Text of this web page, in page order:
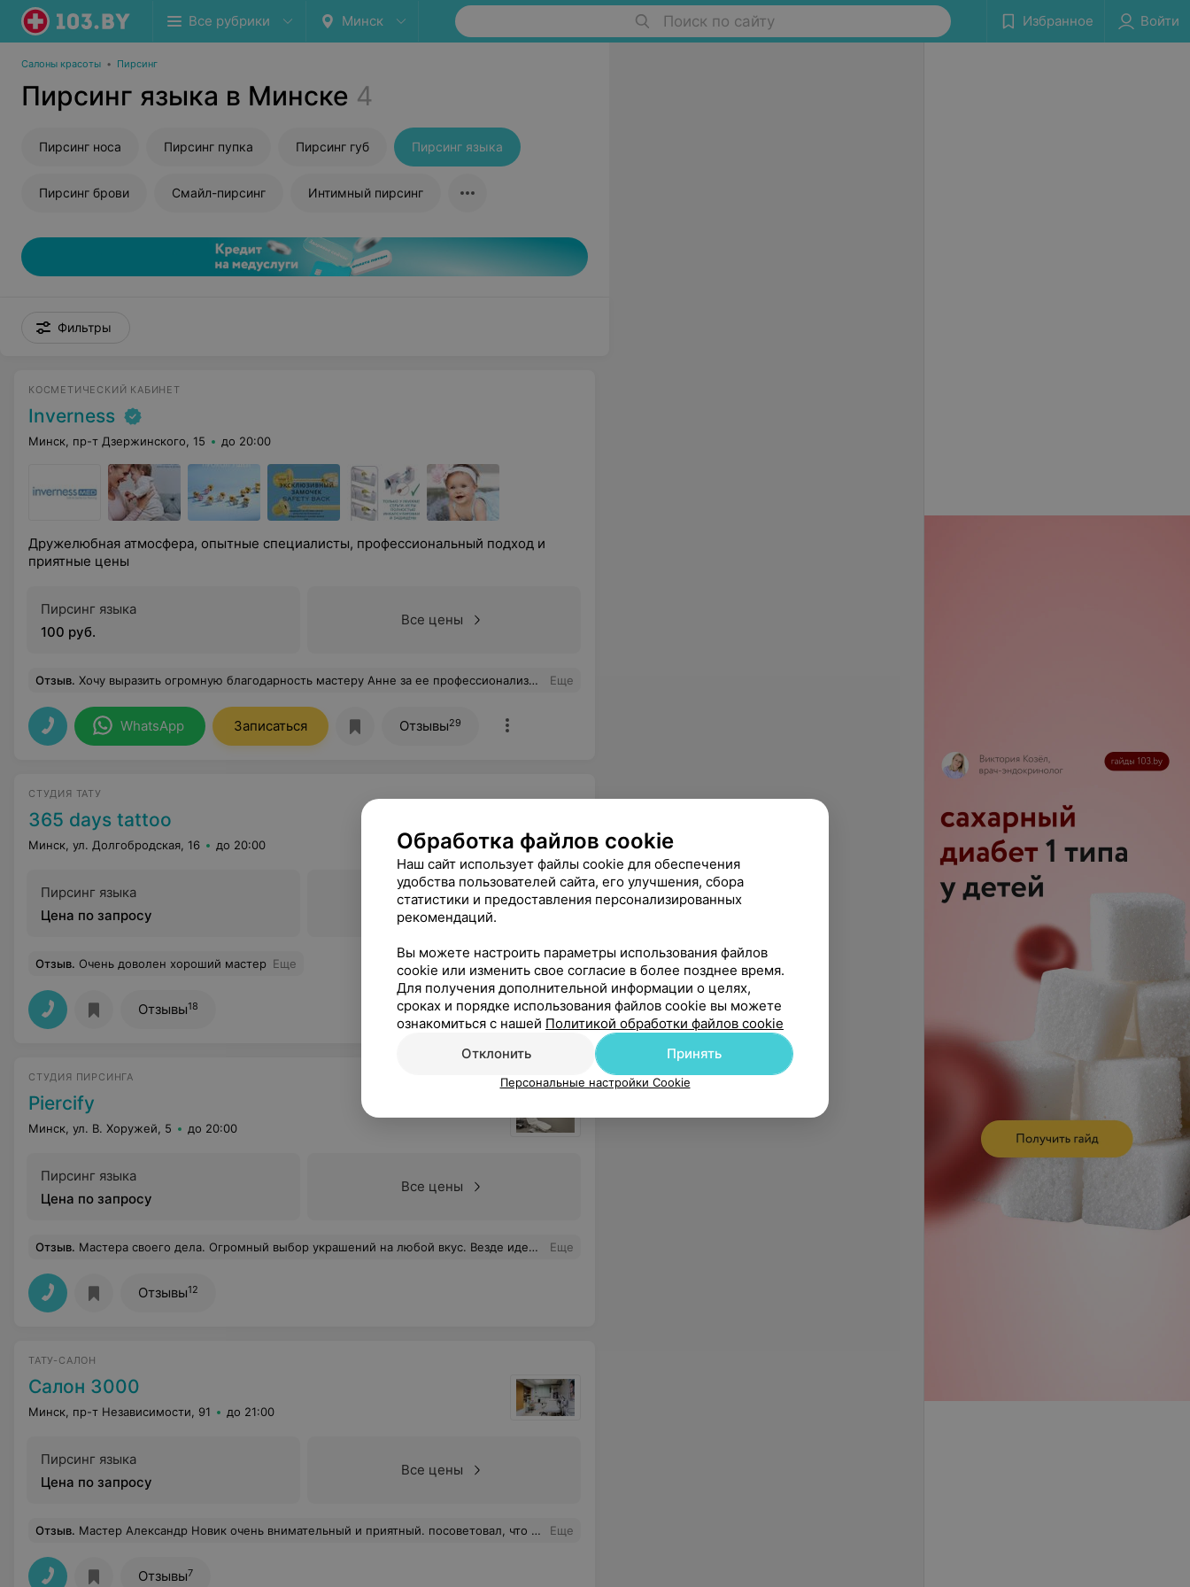
Все рубрики Минск Поиск по сайту Избранное Войти
Салоны красоты • Пирсинг
Пирсинг языка в Минске 4
Пирсинг носа Пирсинг пупка Пирсинг губ Пирсинг языка
Пирсинг брови Смайл-пирсинг Интимный пирсинг
Фильтры
КОСМЕТИЧЕСКИЙ КАБИНЕТ
Inverness
Минск, пр-т Дзержинского, 15 до 20:00
Дружелюбная атмосфера, опытные специалисты, профессиональный подход и
приятные цены
Пирсинг языка
100 руб.
Все цены
Отзыв. Хочу выразить огромную благодарность мастеру Анне за ее профессионализм, прокалывали ушки доченьки в 8 месяцев, все прошло очень быстро, качество и легко, супер легкая рука, рекомендую! Еще
WhatsApp Записаться Отзывы29
СТУДИЯ ТАТУ
365 days tattoo
Минск, ул. Долгобродская, 16 до 20:00
Пирсинг языка
Цена по запросу
Все цены
Отзыв. Очень доволен хороший мастер Еще
Отзывы18
СТУДИЯ ПИРСИНГА
Piercify
Минск, ул. В. Хоружей, 5 до 20:00
Пирсинг языка
Цена по запросу
Все цены
Отзыв. Мастера своего дела. Огромный выбор украшений на любой вкус. Везде идеальная чистота и стерильность Еще
Отзывы12
ТАТУ-САЛОН
Салон 3000
Минск, пр-т Независимости, 91 до 21:00
Пирсинг языка
Цена по запросу
Все цены
Отзыв. Мастер Александр Новик очень внимательный и приятный. посоветовал, что и как поправить в старой тату, а новую сделал аккуратно и качественно) Еще
Отзывы7
Обработка файлов cookie
Наш сайт использует файлы cookie для обеспечения
удобства пользователей сайта, его улучшения, сбора
статистики и предоставления персонализированных
рекомендаций.
Вы можете настроить параметры использования файлов
cookie или изменить свое согласие в более позднее время.
Для получения дополнительной информации о целях,
сроках и порядке использования файлов cookie вы можете
ознакомиться с нашей Политикой обработки файлов cookie
Отклонить
Принять
Персональные настройки Cookie